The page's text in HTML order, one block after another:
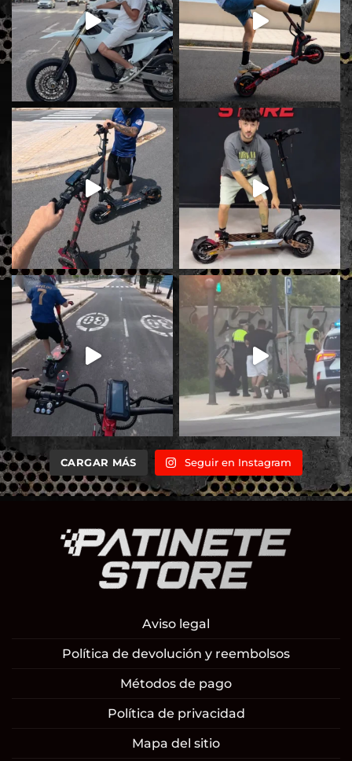
página
de
producto
CARGAR MÁS Seguir en Instagram
Aviso legal
Política de devolución y reembolsos
Métodos de pago
Política de privacidad
Mapa del sitio